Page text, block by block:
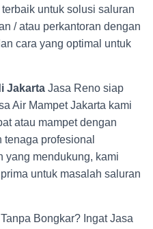
untuk solusi saluran
/ atau perkantoran dengan
cara yang optimal untuk
Jakarta Jasa Reno siap
Air Mampet Jakarta kami
atau mampet dengan
profesional
yang mendukung, kami
untuk masalah saluran
Bongkar? Ingat Jasa